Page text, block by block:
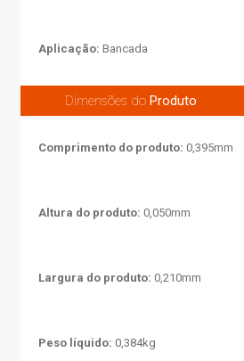
Aplicação: Bancada
Dimensões doProduto
Comprimento do produto: 0,395mm
Altura do produto: 0,050mm
Largura do produto: 0,210mm
Peso líquido: 0,384kg